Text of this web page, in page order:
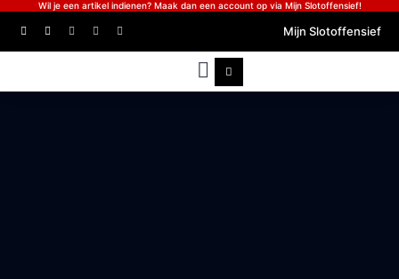
Wil je een artikel indienen? Maak dan een account op via Mijn Slotoffensief!
Mijn Slotoffensief